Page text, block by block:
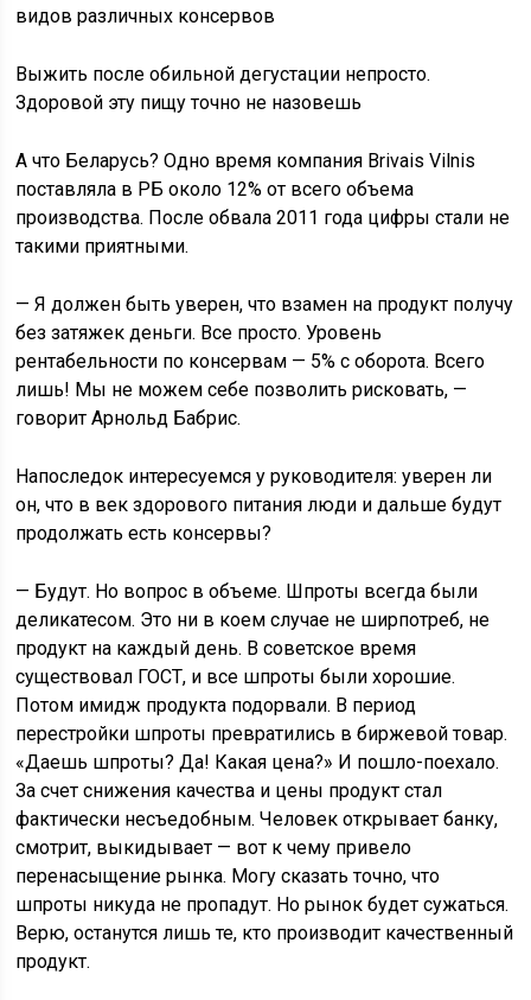
видов различных консервов
Выжить после обильной дегустации непросто.
Здоровой эту пищу точно не назовешь
А что Беларусь? Одно время компания Brivais Vilnis
поставляла в РБ около 12% от всего объема
производства. После обвала 2011 года цифры стали не
такими приятными.
— Я должен быть уверен, что взамен на продукт получу
без затяжек деньги. Все просто. Уровень
рентабельности по консервам — 5% с оборота. Всего
лишь! Мы не можем себе позволить рисковать, —
говорит Арнольд Бабрис.
Напоследок интересуемся у руководителя: уверен ли
он, что в век здорового питания люди и дальше будут
продолжать есть консервы?
— Будут. Но вопрос в объеме. Шпроты всегда были
деликатесом. Это ни в коем случае не ширпотреб, не
продукт на каждый день. В советское время
существовал ГОСТ, и все шпроты были хорошие.
Потом имидж продукта подорвали. В период
перестройки шпроты превратились в биржевой товар.
«Даешь шпроты? Да! Какая цена?» И пошло-поехало.
За счет снижения качества и цены продукт стал
фактически несъедобным. Человек открывает банку,
смотрит, выкидывает — вот к чему привело
перенасыщение рынка. Могу сказать точно, что
шпроты никуда не пропадут. Но рынок будет сужаться.
Верю, останутся лишь те, кто производит качественный
продукт.